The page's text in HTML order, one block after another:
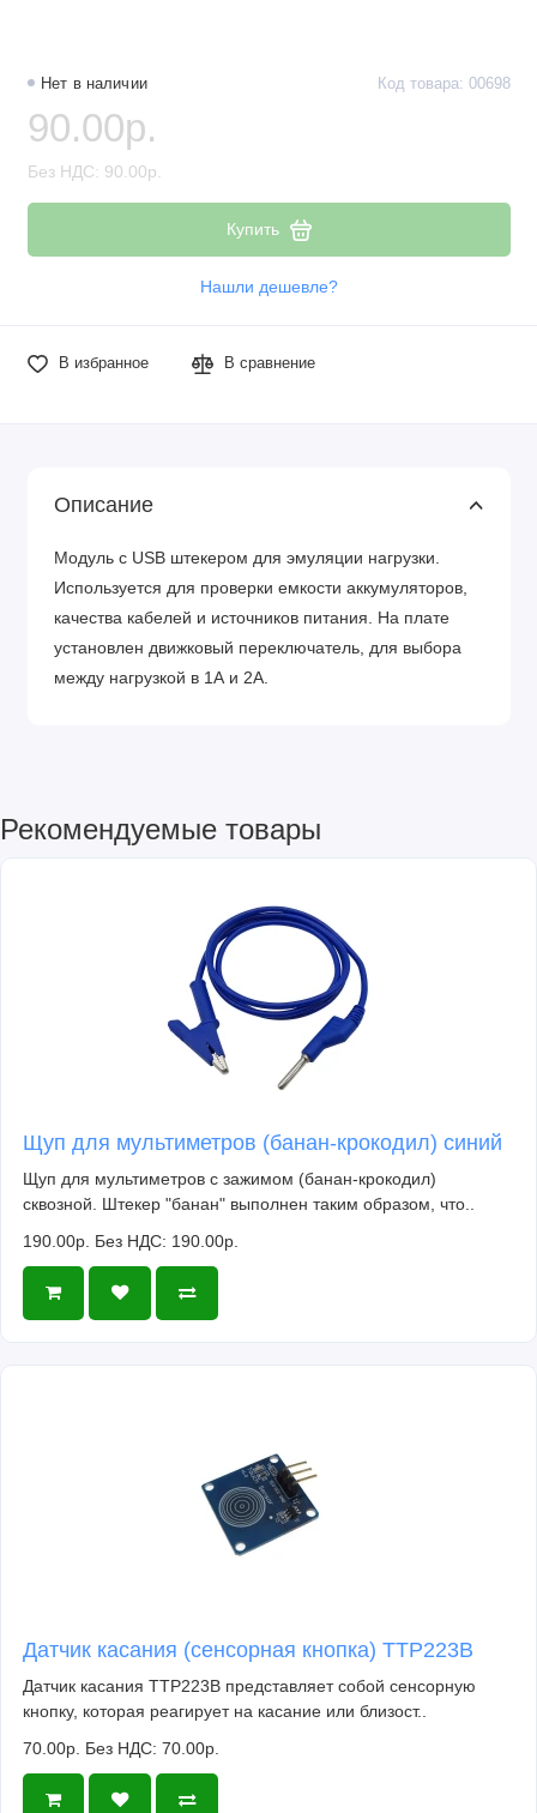
Нет в наличии Код товара: 00698
90.00р.
Без НДС: 90.00р.
Купить
Нашли дешевле?
В избранное В сравнение
Описание
Модуль с USB штекером для эмуляции нагрузки.
Используется для проверки емкости аккумуляторов,
качества кабелей и источников питания. На плате
установлен движковый переключатель, для выбора
между нагрузкой в 1А и 2А.
Рекомендуемые товары
Щуп для мультиметров (банан-крокодил) синий
Щуп для мультиметров с зажимом (банан-крокодил)
сквозной. Штекер "банан" выполнен таким образом, что..
190.00р. Без НДС: 190.00р.
Датчик касания (сенсорная кнопка) TTP223B
Датчик касания TTP223B представляет собой сенсорную
кнопку, которая реагирует на касание или близост..
70.00р. Без НДС: 70.00р.